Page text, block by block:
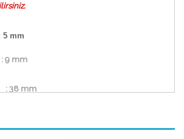
5 mm
: 9 mm
: 38 mm